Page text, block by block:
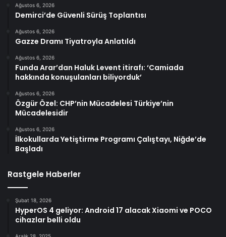
Ağustos 6, 2026
Demirci’de Güvenli Sürüş Toplantısı
Ağustos 6, 2026
Gazze Dramı Tiyatroyla Anlatıldı
Ağustos 6, 2026
Funda Arar’dan Haluk Levent itirafı: ‘Camiada
hakkında konuşulanları biliyorduk’
Ağustos 6, 2026
Özgür Özel: CHP’nin Mücadelesi Türkiye’nin
Mücadelesidir
Ağustos 6, 2026
İlkokullarda Yetiştirme Programı Çalıştayı, Niğde’de
Başladı
Rastgele Haberler
Şubat 18, 2026
HyperOS 4 geliyor: Android 17 alacak Xiaomi ve POCO
cihazlar belli oldu